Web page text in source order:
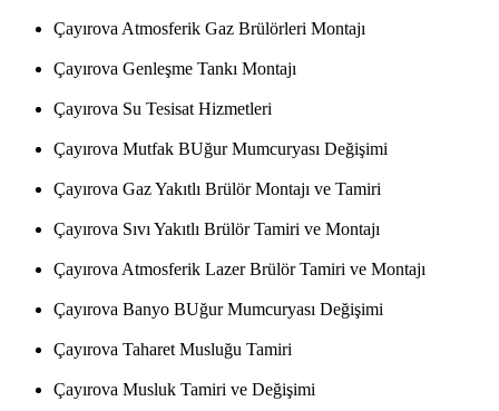
Çayırova Atmosferik Gaz Brülörleri Montajı
Çayırova Genleşme Tankı Montajı
Çayırova Su Tesisat Hizmetleri
Çayırova Mutfak BUğur Mumcuryası Değişimi
Çayırova Gaz Yakıtlı Brülör Montajı ve Tamiri
Çayırova Sıvı Yakıtlı Brülör Tamiri ve Montajı
Çayırova Atmosferik Lazer Brülör Tamiri ve Montajı
Çayırova Banyo BUğur Mumcuryası Değişimi
Çayırova Taharet Musluğu Tamiri
Çayırova Musluk Tamiri ve Değişimi